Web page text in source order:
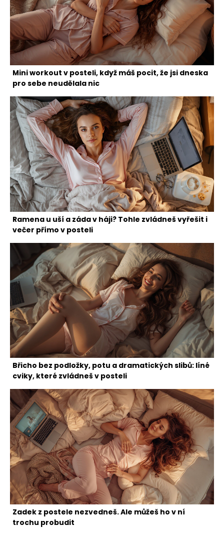
Mini workout v posteli, když máš pocit, že jsi dneska
pro sebe neudělala nic
Ramena u uší a záda v háji? Tohle zvládneš vyřešit i
večer přímo v posteli
Břicho bez podložky, potu a dramatických slibů: líné
cviky, které zvládneš v posteli
Zadek z postele nezvedneš. Ale můžeš ho v ní
trochu probudit